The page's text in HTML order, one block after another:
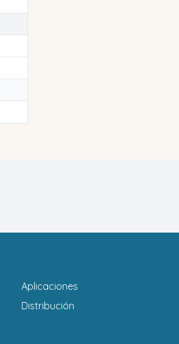
Aplicaciones
Distribución